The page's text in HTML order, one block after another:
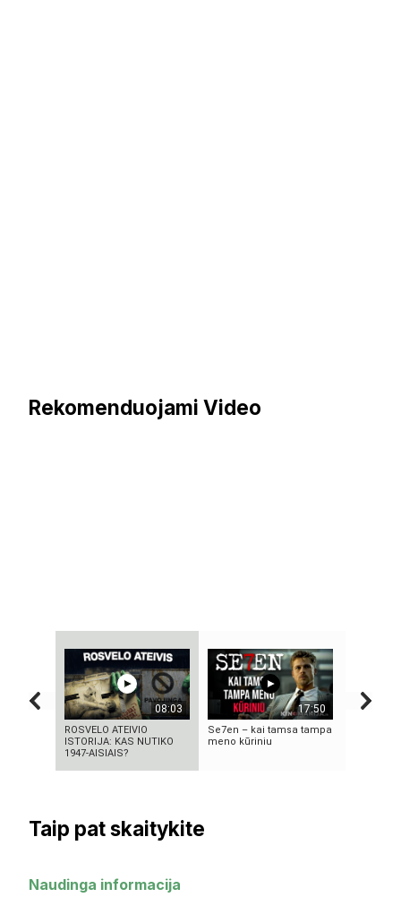
Rekomenduojami Video
08:03
ROSVELO ATEIVIO
ISTORIJA: KAS NUTIKO
1947-AISIAIS?
17:50
Se7en – kai tamsa tampa
meno kūriniu
Taip pat skaitykite
Naudinga informacija